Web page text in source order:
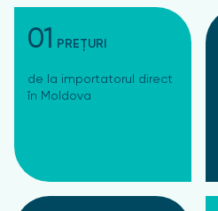
01 PREȚURI
de la importatorul direct
în Moldova